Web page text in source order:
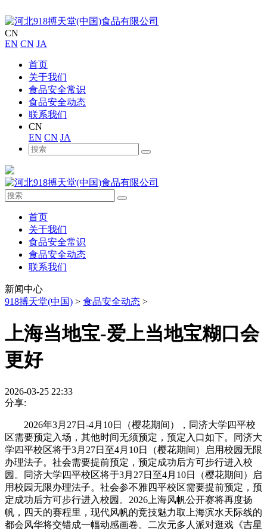
CN
EN CN JA
首页
关于我们
食品安全常识
食品安全动态
联系我们
CN
EN CN JA
首页
关于我们
食品安全常识
食品安全动态
联系我们
新闻中心
918搏天堂(中国) > 食品安全动态 >
上海当地宝-爱上当地宝糊口会
更好
2026-03-25 22:33
分享:
2026年3月27日-4月10日（樱花期间），同济大学四平校
区需要预定入场，其他时间无须预定，预定入口如下。同济大
学四平校区将于3月27日至4月10日（樱花期间）启用校园无限
办理法子。社会需要提前预定，预定成功后方可步行进入校
园。同济大学四平校区将于3月27日至4月10日（樱花期间）启
用校园无限办理法子。社会参不雅四平校区需要提前预定，预
定成功后方可步行进入校园。2026上海风帆公开赛将再度扬
帆，四天的赛程里，现代风帆的竞技魅力取上海滨水天际线的
都会风华将交错成一幅动感画卷。二次元多人派对逛戏《吉星